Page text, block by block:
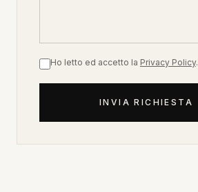
Ho letto ed accetto la Privacy Policy.
INVIA RICHIESTA